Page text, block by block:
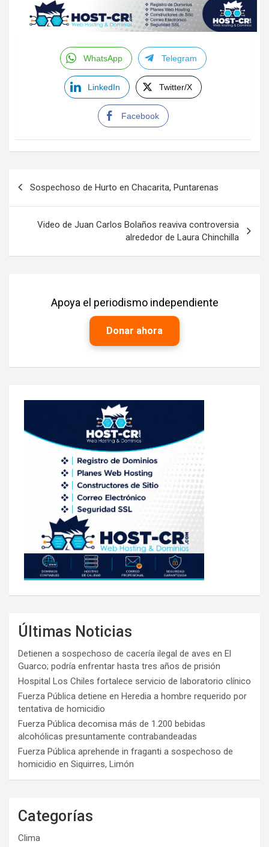
WhatsApp Telegram
LinkedIn Twitter/X
Facebook
entradas
Sospechoso de Hurto en Chacarita, Puntarenas
Video de Juan Carlos Bolaños reaviva controversia
alrededor de Laura Chinchilla
Apoya el periodismo independiente
Donar ahora
Últimas Noticias
Detienen a sospechoso de cacería ilegal de aves en El
Guarco; podría enfrentar hasta tres años de prisión
Hospital Los Chiles fortalece servicio de laboratorio clínico
Fuerza Pública detiene en Heredia a hombre requerido por
tentativa de homicidio
Fuerza Pública decomisa más de 1.200 bebidas
alcohólicas presuntamente contrabandeadas
Fuerza Pública aprehende in fraganti a sospechoso de
homicidio en Siquirres, Limón
Categorías
Clima